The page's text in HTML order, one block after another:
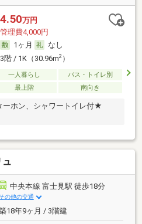
4.50万円
管理費4,000円
1ヶ月
なし
3階 / 1K（30.96m2）
一人暮らし
バス・トイレ別
最上階 南向き
ーホン、シャワートイレ付★
中央本線 富士見駅 徒歩18分
その他の交通
18年9ヶ月 / 3階建